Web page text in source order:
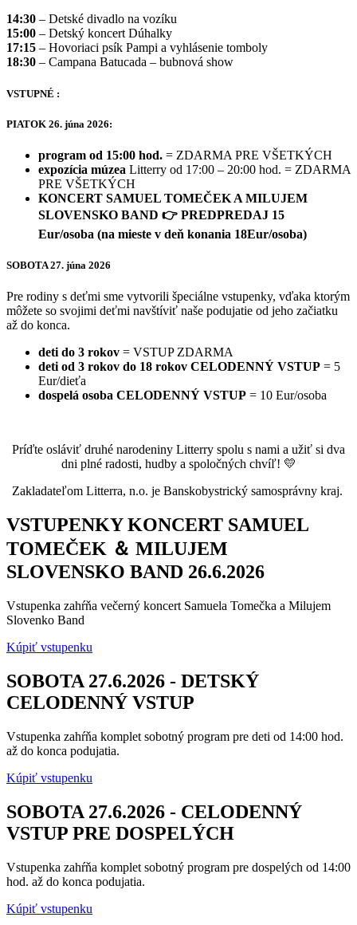
14:30 – Detské divadlo na vozíku
15:00 – Detský koncert Dúhalky
17:15 – Hovoriaci psík Pampi a vyhlásenie tomboly
18:30 – Campana Batucada – bubnová show
VSTUPNÉ :
PIATOK 26. júna 2026:
program od 15:00 hod. = ZDARMA PRE VŠETKÝCH
expozícia múzea Litterry od 17:00 – 20:00 hod. = ZDARMA
PRE VŠETKÝCH
KONCERT SAMUEL TOMEČEK A MILUJEM
SLOVENSKO BAND 👉 PREDPREDAJ 15
Eur/osoba (na mieste v deň konania 18Eur/osoba)
SOBOTA 27. júna 2026
Pre rodiny s deťmi sme vytvorili špeciálne vstupenky, vďaka ktorým
môžete so svojimi deťmi navštíviť naše podujatie od jeho začiatku
až do konca.
deti do 3 rokov = VSTUP ZDARMA
deti od 3 rokov do 18 rokov CELODENNÝ VSTUP = 5
Eur/dieťa
dospelá osoba CELODENNÝ VSTUP = 10 Eur/osoba
Príďte osláviť druhé narodeniny Litterry spolu s nami a užiť si dva
dni plné radosti, hudby a spoločných chvíľ! 💛
Zakladateľom Litterra, n.o. je Banskobystrický samosprávny kraj.
VSTUPENKY KONCERT SAMUEL
TOMEČEK ＆ MILUJEM
SLOVENSKO BAND 26.6.2026
Vstupenka zahŕňa večerný koncert Samuela Tomečka a Milujem
Slovenko Band
Kúpiť vstupenku
SOBOTA 27.6.2026 - DETSKÝ
CELODENNÝ VSTUP
Vstupenka zahŕňa komplet sobotný program pre deti od 14:00 hod.
až do konca podujatia.
Kúpiť vstupenku
SOBOTA 27.6.2026 - CELODENNÝ
VSTUP PRE DOSPELÝCH
Vstupenka zahŕňa komplet sobotný program pre dospelých od 14:00
hod. až do konca podujatia.
Kúpiť vstupenku